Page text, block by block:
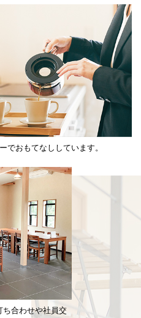
でおもてなししています。
ち合わせや社員交